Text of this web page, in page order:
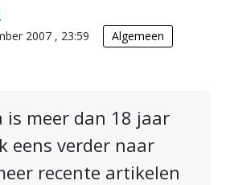
2007 , 23:59 Algemeen
is meer dan 18 jaar
eens verder naar
recente artikelen